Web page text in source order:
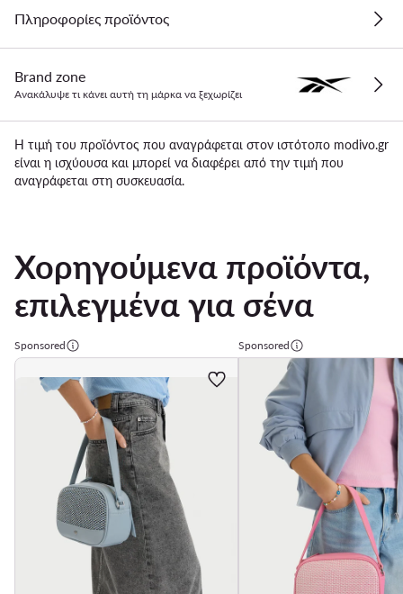
Πληροφορίες προϊόντος
Brand zone
Ανακάλυψε τι κάνει αυτή τη μάρκα να ξεχωρίζει
Η τιμή του προϊόντος που αναγράφεται στον ιστότοπο modivo.gr
είναι η ισχύουσα και μπορεί να διαφέρει από την τιμή που
αναγράφεται στη συσκευασία.
Χορηγούμενα προϊόντα,
επιλεγμένα για σένα
Sponsored Sponsored